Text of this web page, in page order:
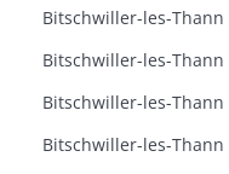
Bitschwiller-les-
Bitschwiller-les-
Bitschwiller-les-
Bitschwiller-les-